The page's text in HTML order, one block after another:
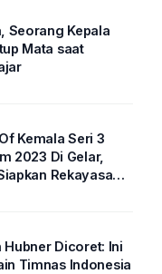
Mata saat
Kemala Seri 3
2023 Di Gelar,
Rekayasa
Hubner Dicoret: Ini
Timnas Indonesia